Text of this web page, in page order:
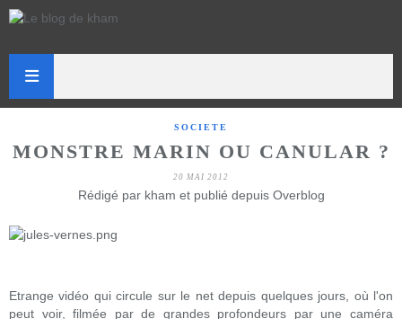
SOCIETE
MONSTRE MARIN OU CANULAR ?
20 MAI 2012
Rédigé par kham et publié depuis Overblog
Etrange vidéo qui circule sur le net depuis quelques jours, où l'on
peut voir, filmée par de grandes profondeurs par une caméra